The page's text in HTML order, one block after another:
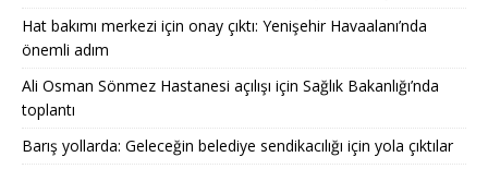
Hat bakımı merkezi için onay çıktı: Yenişehir Havaalanı’nda
önemli adım
Ali Osman Sönmez Hastanesi açılışı için Sağlık Bakanlığı’nda
toplantı
Barış yollarda: Geleceğin belediye sendikacılığı için yola çıktılar